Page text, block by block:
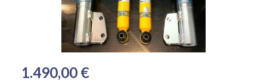
1.490,00 €